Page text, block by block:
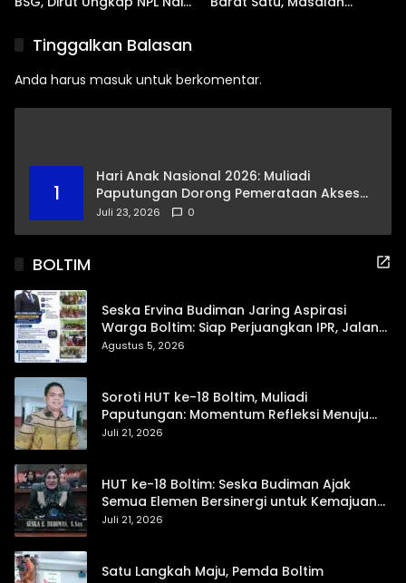
Tinggalkan Balasan
Anda harus masuk untuk berkomentar.
1
Hari Anak Nasional 2026: Muliadi
Paputungan Dorong Pemerataan Akses
Pendidikan dan Proteksi Digital Anak Sulut
Juli 23, 2026 0
BOLTIM
Seska Ervina Budiman Jaring Aspirasi
Warga Boltim: Siap Perjuangkan IPR, Jalan
Trans, hingga Pemasaran UMKM
Agustus 5, 2026
Soroti HUT ke-18 Boltim, Muliadi
Paputungan: Momentum Refleksi Menuju
Daerah Mandiri dan Berdaya Saing
Juli 21, 2026
HUT ke-18 Boltim: Seska Budiman Ajak
Semua Elemen Bersinergi untuk Kemajuan
Daerah
Juli 21, 2026
Satu Langkah Maju, Pemda Boltim